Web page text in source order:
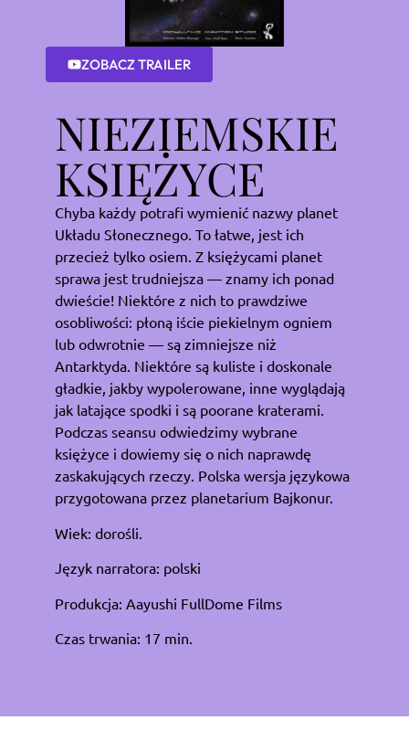
ZOBACZ TRAILER
NIEZIEMSKIE
KSIĘŻYCE
Chyba każdy potrafi wymienić nazwy planet
Układu Słonecznego. To łatwe, jest ich
przecież tylko osiem. Z księżycami planet
sprawa jest trudniejsza — znamy ich ponad
dwieście! Niektóre z nich to prawdziwe
osobliwości: płoną iście piekielnym ogniem
lub odwrotnie — są zimniejsze niż
Antarktyda. Niektóre są kuliste i doskonale
gładkie, jakby wypolerowane, inne wyglądają
jak latające spodki i są poorane kraterami.
Podczas seansu odwiedzimy wybrane
księżyce i dowiemy się o nich naprawdę
zaskakujących rzeczy. Polska wersja językowa
przygotowana przez planetarium Bajkonur.
Wiek: dorośli.
Język narratora: polski
Produkcja: Aayushi FullDome Films
Czas trwania: 17 min.